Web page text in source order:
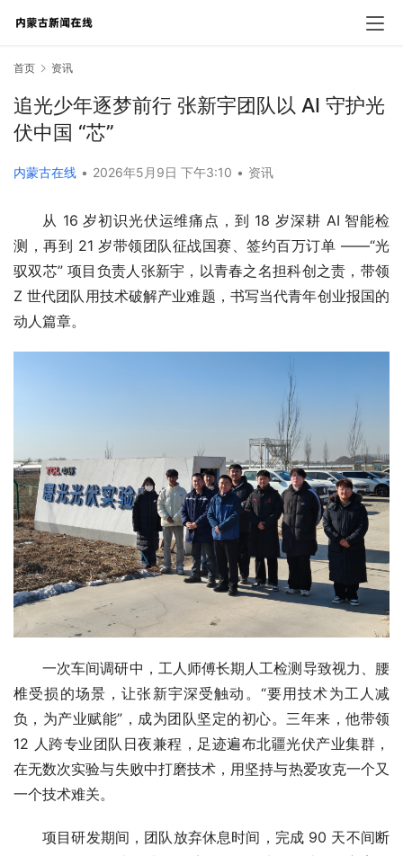
首页 资讯
追光少年逐梦前行 张新宇团队以 AI 守护光
伏中国 “芯”
内蒙古在线 • 2026年5月9日 下午3:10 • 资讯
从 16 岁初识光伏运维痛点，到 18 岁深耕 AI 智能检
测，再到 21 岁带领团队征战国赛、签约百万订单 ——“光
驭双芯” 项目负责人张新宇，以青春之名担科创之责，带领
Z 世代团队用技术破解产业难题，书写当代青年创业报国的
动人篇章。
一次车间调研中，工人师傅长期人工检测导致视力、腰
椎受损的场景，让张新宇深受触动。“要用技术为工人减
负，为产业赋能”，成为团队坚定的初心。三年来，他带领
12 人跨专业团队日夜兼程，足迹遍布北疆光伏产业集群，
在无数次实验与失败中打磨技术，用坚持与热爱攻克一个又
一个技术难关。
项目研发期间，团队放弃休息时间，完成 90 天不间断